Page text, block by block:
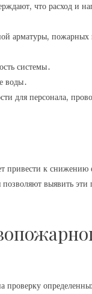
что расход и
арматуры, пожарных
системы․
воды․
для персонала,
привести к снижению
выявить